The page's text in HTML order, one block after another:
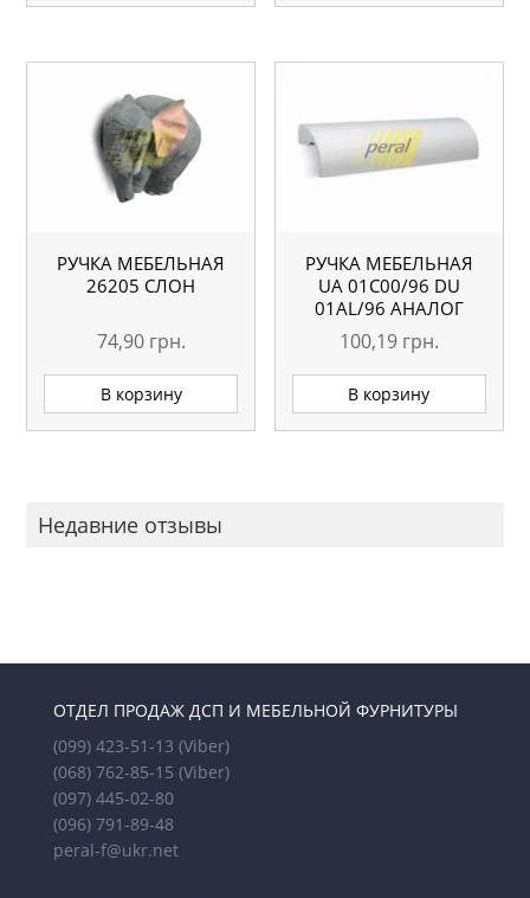
РУЧКА МЕБЕЛЬНАЯ
26205 СЛОН
74,90 грн.
В корзину
РУЧКА МЕБЕЛЬНАЯ
UA 01С00/96 DU
01AL/96 АНАЛОГ
100,19 грн.
В корзину
Недавние отзывы
ОТДЕЛ ПРОДАЖ ДСП И МЕБЕЛЬНОЙ ФУРНИТУРЫ
(099) 423-51-13 (Viber)
(068) 762-85-15 (Viber)
(097) 445-02-80
(096) 791-89-48
peral-f@ukr.net